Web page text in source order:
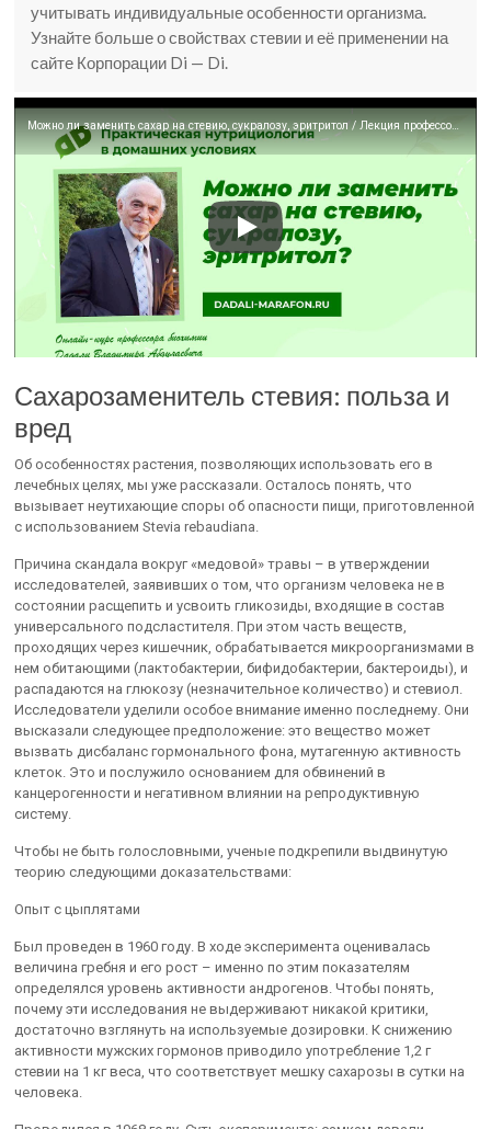
учитывать индивидуальные особенности организма.
Узнайте больше о свойствах стевии и её применении на
сайте Корпорации Di — Di.
Можно ли заменить сахар на стевию, сукралозу, эритритол / Лекция профессора Дадали / Нутрициология
Сахарозаменитель стевия: польза и
вред
Об особенностях растения, позволяющих использовать его в
лечебных целях, мы уже рассказали. Осталось понять, что
вызывает неутихающие споры об опасности пищи, приготовленной
с использованием Stevia rebaudiana.
Причина скандала вокруг «медовой» травы – в утверждении
исследователей, заявивших о том, что организм человека не в
состоянии расщепить и усвоить гликозиды, входящие в состав
универсального подсластителя. При этом часть веществ,
проходящих через кишечник, обрабатывается микроорганизмами в
нем обитающими (лактобактерии, бифидобактерии, бактероиды), и
распадаются на глюкозу (незначительное количество) и стевиол.
Исследователи уделили особое внимание именно последнему. Они
высказали следующее предположение: это вещество может
вызвать дисбаланс гормонального фона, мутагенную активность
клеток. Это и послужило основанием для обвинений в
канцерогенности и негативном влиянии на репродуктивную
систему.
Чтобы не быть голословными, ученые подкрепили выдвинутую
теорию следующими доказательствами:
Опыт с цыплятами
Был проведен в 1960 году. В ходе эксперимента оценивалась
величина гребня и его рост – именно по этим показателям
определялся уровень активности андрогенов. Чтобы понять,
почему эти исследования не выдерживают никакой критики,
достаточно взглянуть на используемые дозировки. К снижению
активности мужских гормонов приводило употребление 1,2 г
стевии на 1 кг веса, что соответствует мешку сахарозы в сутки на
человека.